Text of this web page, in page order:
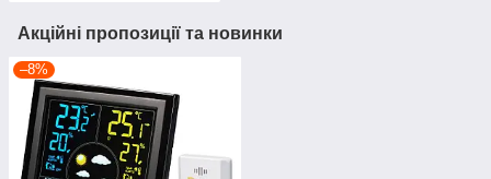
Акційні пропозиції та новинки
–8%